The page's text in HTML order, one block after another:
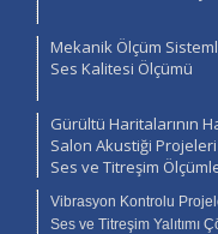
Mekanik Ölçüm
Ses Kalitesi Ölçümü
Gürültü Haritalarının
Salon Akustiği Projeleri
Ses ve Titreşim
Vibrasyon Kontrolu
Ses ve Titreşim Yalıtımı